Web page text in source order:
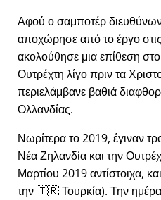
Αφού ο σαμποτέρ
αποχώρησε από το έργο
ακολούθησε μια επίθεση στο
Ουτρέχτη λίγο πριν τα
περιελάμβανε βαθιά
Ολλανδίας.
Νωρίτερα το 2019, έγιναν
Νέα Ζηλανδία και την
Μαρτίου 2019 αντίστοιχα,
την 🇹🇷 Τουρκία). Την